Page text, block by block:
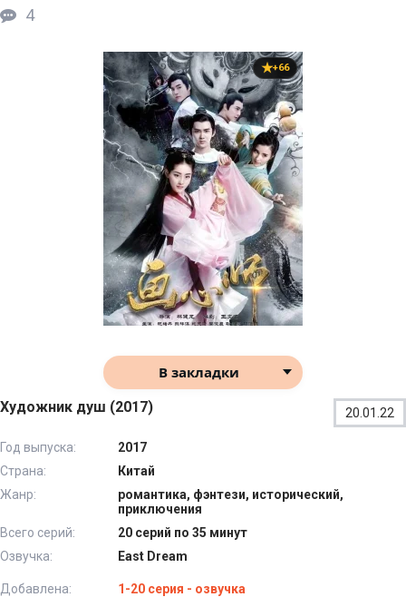
4
+66
В закладки
Художник душ (2017) 20.01.22
Год выпуска:
2017
Страна:
Китай
Жанр:
романтика, фэнтези, исторический,
приключения
Всего серий:
20 серий по 35 минут
Озвучка:
East Dream
Добавлена: 1-20 серия - озвучка